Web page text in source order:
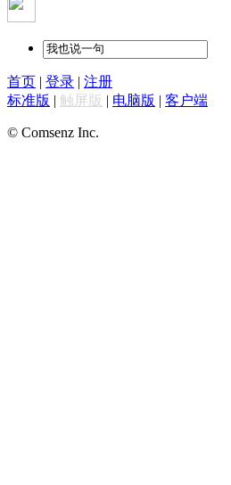
首页 | 登录 | 注册
标准版 | 触屏版 | 电脑版 | 客户端
© Comsenz Inc.